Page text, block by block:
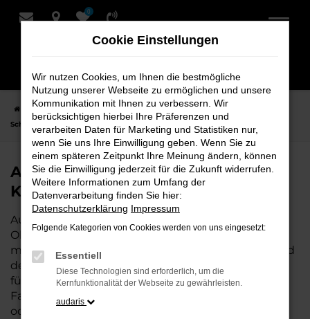
Zum
0
Startseite Oldenburg Audi Audi A3
Audi A3 Neuwagen bei
Schmidt + Koch für Oldenburg
Audi A3 Neuwagen bei Schmidt +
Koch für Oldenburg
Audi A3 ist die perfekte Wahl für alle, die für
Oldenburg einen Neuwagen suchen. Mit seiner
modernen Technik, seinem effizienten Antrieb und
dem stilvollen Design ist der A3 die ideale Lösung
für jeden, der ein zuverlässiges und komfortables
Fahrzeug möchte. Egal, ob für den Stadtverkehr
oder längere Fahrten – der A3 bietet Ihnen
Cookie Einstellungen
Wir nutzen Cookies, um Ihnen die bestmögliche
Nutzung unserer Webseite zu ermöglichen und unsere
Kommunikation mit Ihnen zu verbessern. Wir
berücksichtigen hierbei Ihre Präferenzen und
verarbeiten Daten für Marketing und Statistiken nur,
wenn Sie uns Ihre Einwilligung geben. Wenn Sie zu
einem späteren Zeitpunkt Ihre Meinung ändern, können
Sie die Einwilligung jederzeit für die Zukunft widerrufen.
Weitere Informationen zum Umfang der
Datenverarbeitung finden Sie hier:
Datenschutzerklärung Impressum
Folgende Kategorien von Cookies werden von uns eingesetzt:
Essentiell
Diese Technologien sind erforderlich, um die
Kernfunktionalität der Webseite zu gewährleisten.
audaris